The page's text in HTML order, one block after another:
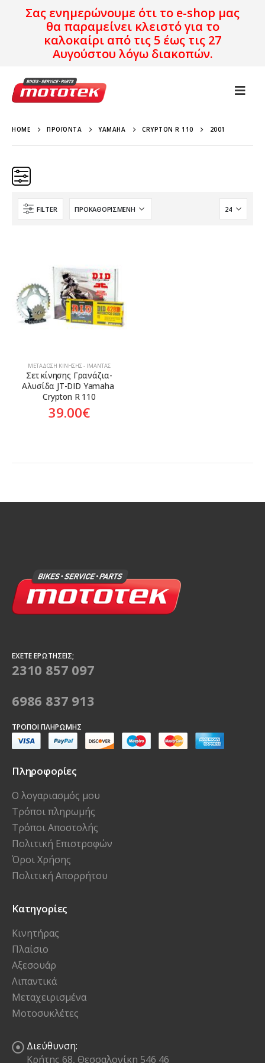
Σας ενημερώνουμε ότι το e-shop μας
θα παραμείνει κλειστό για το
καλοκαίρι από τις 5 έως τις 27
Αυγούστου λόγω διακοπών.
HOME ΠΡΟΪΌΝΤΑ YAMAHA CRYPTON R 110 2001
Κατηγορίες
Aftermarket
FILTER
ΜΕΤΆΔΟΣΗ ΚΊΝΗΣΗΣ - ΙΜΆΝΤΑΣ
Σετ κίνησης Γρανάζια-
Αλυσίδα JT-DID Yamaha
Crypton R 110
39.00€
ΈΧΕΤΕ ΕΡΩΤΉΣΕΙΣ;
2310 857 097
6986 837 913
ΤΡΌΠΟΙ ΠΛΗΡΩΜΉΣ
Πληροφορίες
Ο λογαριασμός μου
Τρόποι πληρωμής
Τρόποι Αποστολής
Πολιτική Επιστροφών
Όροι Χρήσης
Πολιτική Απορρήτου
Κατηγορίες
Κινητήρας
Πλαίσιο
Αξεσουάρ
Λιπαντικά
Μεταχειρισμένα
Μοτοσυκλέτες
Διεύθυνση:
Κρήτης 68, Θεσσαλονίκη 546 46